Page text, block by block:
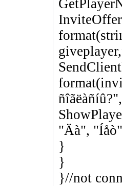
"Äà",
}
}
}//not